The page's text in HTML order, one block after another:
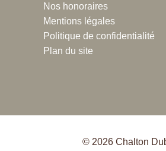
Nos honoraires
Mentions légales
Politique de confidentialité
Plan du site
© 2026 Chalton